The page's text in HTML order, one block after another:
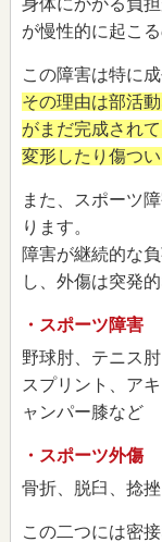
が慢性的に起こる
この障害は特に
その理由は部活
がまだ完成され
変形したり傷つ
また、スポーツ
ります。
障害が継続的な
し、外傷は突発
・スポーツ障害
野球肘、テニス
スプリント、ア
ャンパー膝など
・スポーツ外傷
骨折、脱臼、捻
この二つには密